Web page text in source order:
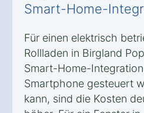
Smart-Home-
Für einen elektrisch
Rollladen in Birgland
Smart-Home-
Smartphone gesteuert
kann, sind die Kosten